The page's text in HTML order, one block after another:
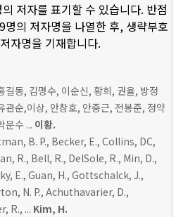
저자를 표기할 수 있습니다. 반점
의 저자명을 나열한 후, 생략부호
자명을 기재합니다.
길동, 김명수, 이순신, 황희, 권율, 방정
관순,이상, 안창호, 안중근, 전봉준, 정약
문수 ... 이황.
B. P., Becker, E., Collins, DC,
R., Bell, R., DelSole, R., Min, D.,
E., Guan, H., Gottschalck, J.,
N. P., Achuthavarier, D.,
R., ... Kim, H.